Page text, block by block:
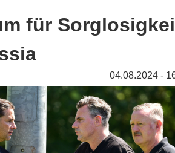
für
04.08.2024 -